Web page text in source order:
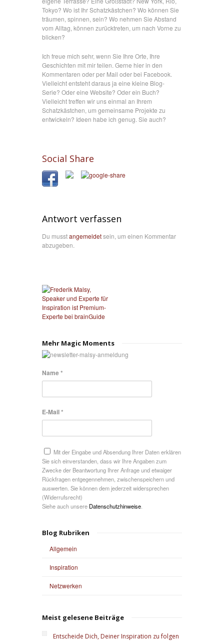
Tokyo? Wo ist Ihr Schatzkästchen? Wo können Sie
träumen, spinnen, sein? Wo nehmen Sie Abstand
vom Alltag, können zurücktreten, um nach Vorne zu
blicken?
Ich freue mich sehr, wenn Sie Ihre Orte, Ihre
Geschichten mit mir teilen. Gerne hier in den
Kommentaren oder per Mail oder bei Facebook.
Vielleicht entsteht daraus ja eine kleine Blog-
Serie? Oder eine Website? Oder ein Buch?
Vielleicht treffen wir uns einmal an Ihrem
Schatzkästchen, um gemeinsame Projekte zu
entwickeln? Ideen habe ich genug. Sie auch?
Social Share
Antwort verfassen
Du musstangemeldetsein, um einen Kommentar
abzugeben.
Mehr Magic Moments
Name *
E-Mail *
Mit der Eingabe und Absendung Ihrer Daten erklären
Sie sich einverstanden, dass wir Ihre Angaben zum
Zwecke der Beantwortung Ihrer Anfrage und etwaiger
Rückfragen entgegennehmen, zwischenspeichern und
auswerten. Sie können dem jederzeit widersprechen
(Widerrufsrecht)
Siehe auch unsere Datenschutzhinweise
Blog Rubriken
Allgemein
Inspiration
Netzwerken
Meist gelesene Beiträge
Entscheide Dich, Deiner Inspiration zu folgen